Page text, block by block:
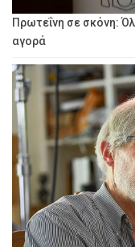
Πρωτεΐνη σε σκόνη:
αγορά